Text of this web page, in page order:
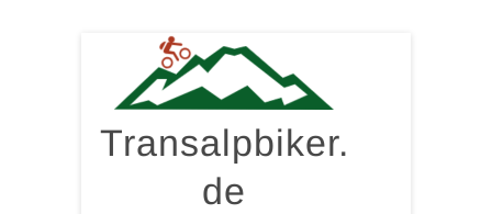
springen
Transalpbiker.
de